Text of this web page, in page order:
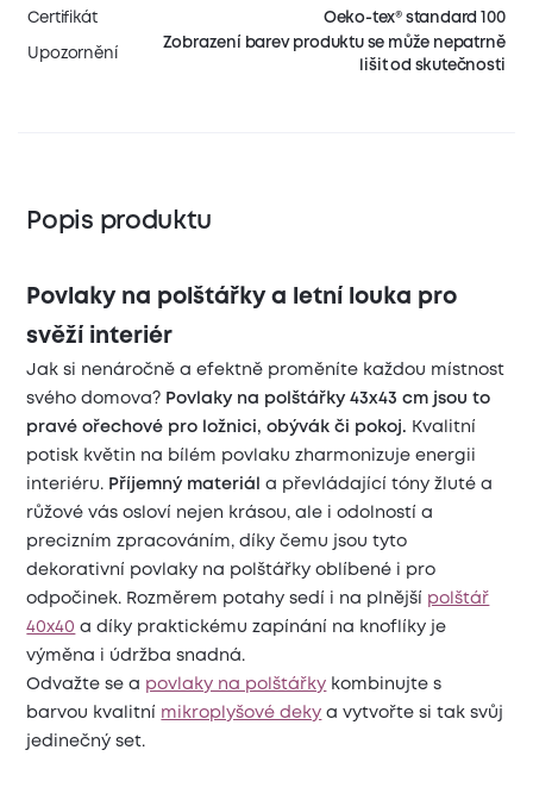
Certifikát
Oeko-tex® standard 100
Upozornění
Zobrazení barev produktu se může nepatrně
lišit od skutečnosti
Popis produktu
Povlaky na polštářky a letní louka pro
svěží interiér
Jak si nenáročně a efektně proměníte každou místnost
svého domova? Povlaky na polštářky 43x43 cm jsou to
pravé ořechové pro ložnici, obývák či pokoj. Kvalitní
potisk květin na bílém povlaku zharmonizuje energii
interiéru. Příjemný materiál
a převládající tóny žluté a
růžové vás osloví nejen krásou, ale i odolností a
precizním zpracováním, díky čemu jsou tyto
dekorativní povlaky na polštářky oblíbené i pro
odpočinek. Rozměrem potahy sedí i na plnější
polštář
40x40 a díky praktickému zapínání na knoflíky je
výměna i údržba snadná.
Odvažte se a
povlaky na polštářky kombinujte s
barvou kvalitní
mikroplyšové deky a vytvořte si tak svůj
jedinečný set.